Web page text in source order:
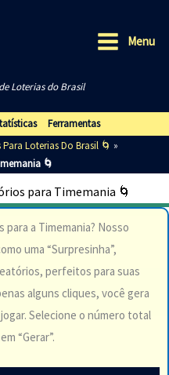
Main
Menu
Loterias do Brasil
Ferramentas
Loterias Do Brasil 🌀 »
🌀
para Timemania 🌀
a Timemania? Nosso
uma “Surpresinha”,
perfeitos para suas
alguns cliques, você gera
Selecione o número total
“Gerar”.